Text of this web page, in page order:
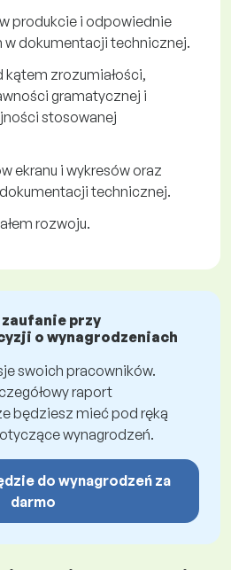
produkcie i odpowiednie
w dokumentacji technicznej.
kątem zrozumiałości,
gramatycznej i
stosowanej
ekranu i wykresów oraz
technicznej.
rozwoju.
przy
o wynagrodzeniach
swoich pracowników.
raport
będziesz mieć pod ręką
wynagrodzeń.
do wynagrodzeń za
darmo